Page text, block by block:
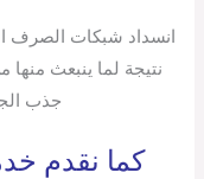
انسداد شبكات الصرف
نتيجة لما ينبعث
جذب
كما نقدم